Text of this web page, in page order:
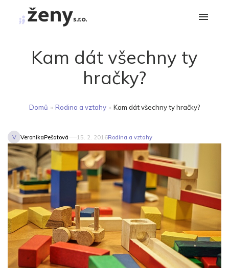
Kam dát všechny ty
hračky?
Domů » Rodina a vztahy » Kam dát všechny ty hračky?
V VeronikaPešatová 15. 2. 2016Rodina a vztahy